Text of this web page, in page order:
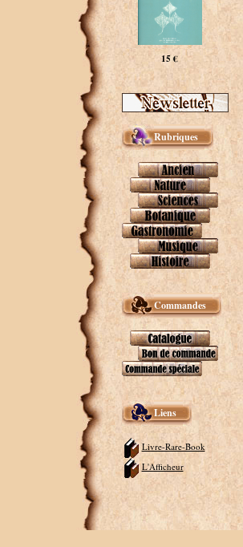
15 €
Rubriques
Commandes
Liens
Livre-Rare-Book
L'Afficheur